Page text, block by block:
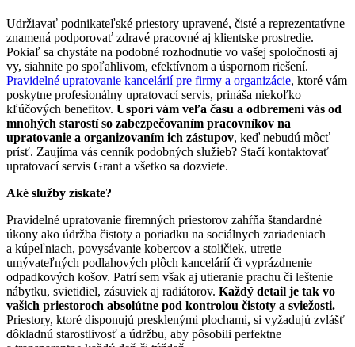
Udržiavať podnikateľské priestory upravené, čisté a reprezentatívne
znamená podporovať zdravé pracovné aj klientske prostredie.
Pokiaľ sa chystáte na podobné rozhodnutie vo vašej spoločnosti aj
vy, siahnite po spoľahlivom, efektívnom a úspornom riešení.
Pravidelné upratovanie kancelárií pre firmy a organizácie, ktoré vám
poskytne profesionálny upratovací servis, prináša niekoľko
kľúčových benefitov. Usporí vám veľa času a odbremení vás od
mnohých starostí so zabezpečovaním pracovníkov na
upratovanie a organizovaním ich zástupov, keď nebudú môcť
prísť. Zaujíma vás cenník podobných služieb? Stačí kontaktovať
upratovací servis Grant a všetko sa dozviete.
Aké služby získate?
Pravidelné upratovanie firemných priestorov zahŕňa štandardné
úkony ako údržba čistoty a poriadku na sociálnych zariadeniach
a kúpeľniach, povysávanie kobercov a stoličiek, utretie
umývateľných podlahových plôch kancelárií či vyprázdnenie
odpadkových košov. Patrí sem však aj utieranie prachu či leštenie
nábytku, svietidiel, zásuviek aj radiátorov. Každý detail je tak vo
vašich priestoroch absolútne pod kontrolou čistoty a sviežosti.
Priestory, ktoré disponujú presklenými plochami, si vyžadujú zvlášť
dôkladnú starostlivosť a údržbu, aby pôsobili perfektne